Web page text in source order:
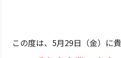
この度は、5月29日（金）に